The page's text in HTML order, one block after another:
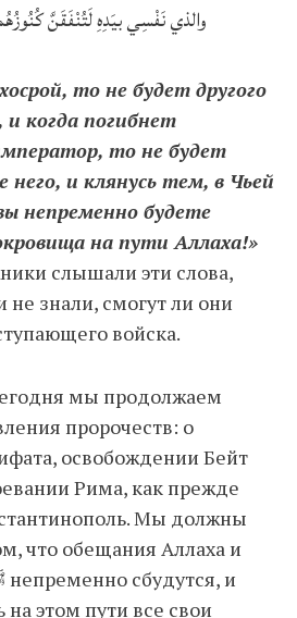
والذي نَفْسِي بيَدِهِ لَتُنْفَقَنَّ
то не будет другого
и когда погибнет
то не будет
него, и клянусь тем, в Чьей
непременно будете
на пути Аллаха!»
слышали эти слова,
не знали, смогут ли они
войска.
мы продолжаем
пророчеств: о
освобождении Бейт
Рима, как прежде
Мы должны
что обещания Аллаха и
этом пути все свои